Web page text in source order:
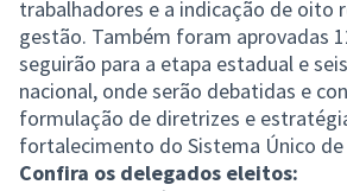
trabalhadores e a indicação de oito
gestão. Também foram aprovadas
seguirão para a etapa estadual e
nacional, onde serão debatidas e
formulação de diretrizes e
fortalecimento do Sistema Único de
Confira os delegados eleitos: